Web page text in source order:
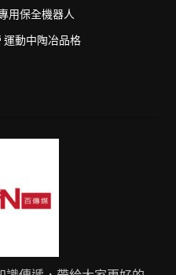
用保全機器人
運動中陶冶品格